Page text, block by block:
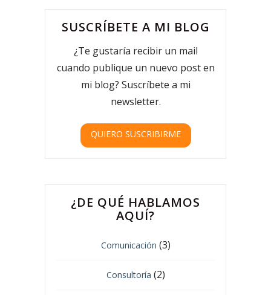
SUSCRÍBETE A MI BLOG
¿Te gustaría recibir un mail
cuando publique un nuevo post en
mi blog? Suscríbete a mi
newsletter.
QUIERO SUSCRIBIRME
¿DE QUÉ HABLAMOS
AQUÍ?
Comunicación (3)
Consultoría (2)